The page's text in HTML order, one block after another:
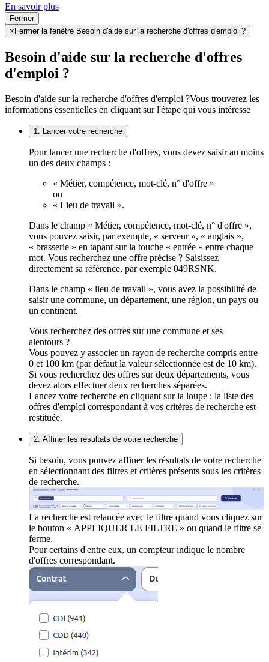
En savoir plus
Fermer
× Fermer la fenêtre Besoin d'aide sur la recherche d'offres d'emploi ?
Besoin d'aide sur la recherche d'offres
d'emploi ?
Besoin d'aide sur la recherche d'offres d'emploi ?Vous trouverez les
informations essentielles en cliquant sur l'étape qui vous intéresse
1. Lancer votre recherche
Pour lancer une recherche d'offres, vous devez saisir au moins
un des deux champs :
« Métier, compétence, mot-clé, n° d'offre »
ou
« Lieu de travail ».
Dans le champ « Métier, compétence, mot-clé, n° d'offre »,
vous pouvez saisir, par exemple, « serveur », « anglais »,
« brasserie » en tapant sur la touche « entrée » entre chaque
mot. Vous recherchez une offre précise ? Saisissez
directement sa référence, par exemple 049RSNK.
Dans le champ « lieu de travail », vous avez la possibilité de
saisir une commune, un département, une région, un pays ou
un continent.
Vous recherchez des offres sur une commune et ses
alentours ?
Vous pouvez y associer un rayon de recherche compris entre
0 et 100 km (par défaut la valeur sélectionnée est de 10 km).
Si vous recherchez des offres sur deux départements, vous
devez alors effectuer deux recherches séparées.
Lancez votre recherche en cliquant sur la loupe ; la liste des
offres d'emploi correspondant à vos critères de recherche est
restituée.
2. Affiner les résultats de votre recherche
Si besoin, vous pouvez affiner les résultats de votre recherche
en sélectionnant des filtres et critères présents sous les critères
de recherche.
La recherche est relancée avec le filtre quand vous cliquez sur
le bouton « APPLIQUER LE FILTRE » ou quand le filtre se
ferme.
Pour certains d'entre eux, un compteur indique le nombre
d'offres correspondant.